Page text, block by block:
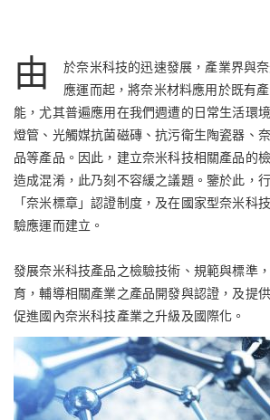
由
於奈米科技的迅速發展，產業界與
應運而起，將奈米材料應用於既有
能，尤其普遍應用在我們週遭的日常生活環
燈管、光觸媒抗菌磁磚、抗污衛生陶瓷器、
品等產品。因此，建立奈米科技相關產品的
造成混淆，此乃刻不容緩之議題。鑒於此，
「奈米標章」認證制度，及在國家型奈米科
驗應運而建立。
發展奈米科技產品之檢驗技術、規範與標準
育，輔導相關產業之產品開發與認證，及提
促進國內奈米科技產業之升級及國際化。